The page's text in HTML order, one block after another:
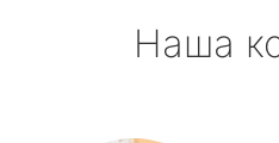
Наша